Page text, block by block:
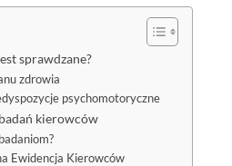
sprawdzane?
zdrowia
psychomotoryczne
kierowców
Ewidencja Kierowców